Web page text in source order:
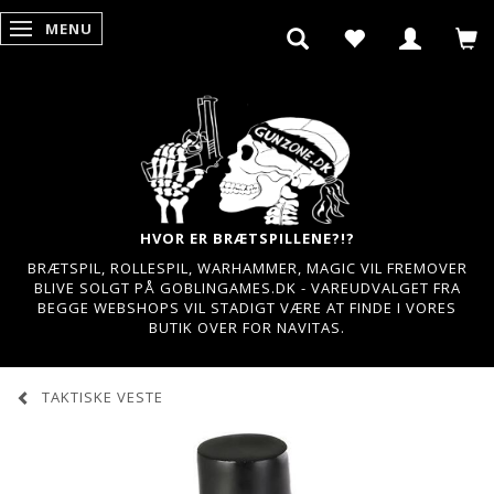
SKIFTE NAVIGATION
MENU
HVOR ER BRÆTSPILLENE?!?
BRÆTSPIL, ROLLESPIL, WARHAMMER, MAGIC VIL FREMOVER
BLIVE SOLGT PÅ GOBLINGAMES.DK - VAREUDVALGET FRA
BEGGE WEBSHOPS VIL STADIGT VÆRE AT FINDE I VORES
BUTIK OVER FOR NAVITAS.
TAKTISKE VESTE